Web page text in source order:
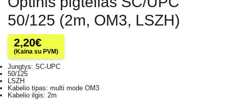
50/125 (2m, OM3, LSZH)
2,20€
(Kaina su PVM)
Jungtys: SC-UPC
50/125
LSZH
Kabelio tipas: multi mode OM3
Kabelio ilgis: 2m